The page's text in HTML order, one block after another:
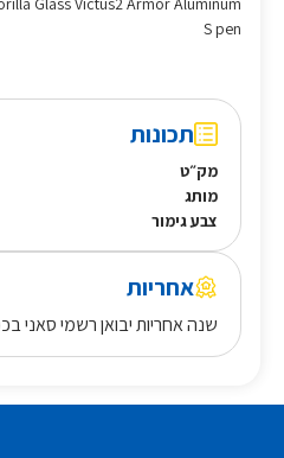
S pen
תכונות
מק״ט
מותג
צבע גימור
אחריות
שנה אחריות יבואן רשמי סאני